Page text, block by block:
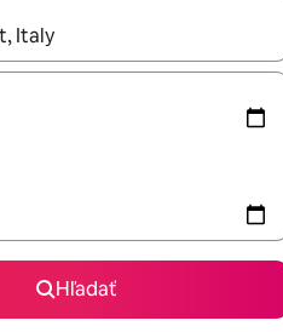
k dispozícii, môžete si ich
Hľadať